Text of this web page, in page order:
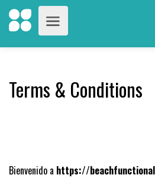
Terms & Conditions
Bienvenido a https://